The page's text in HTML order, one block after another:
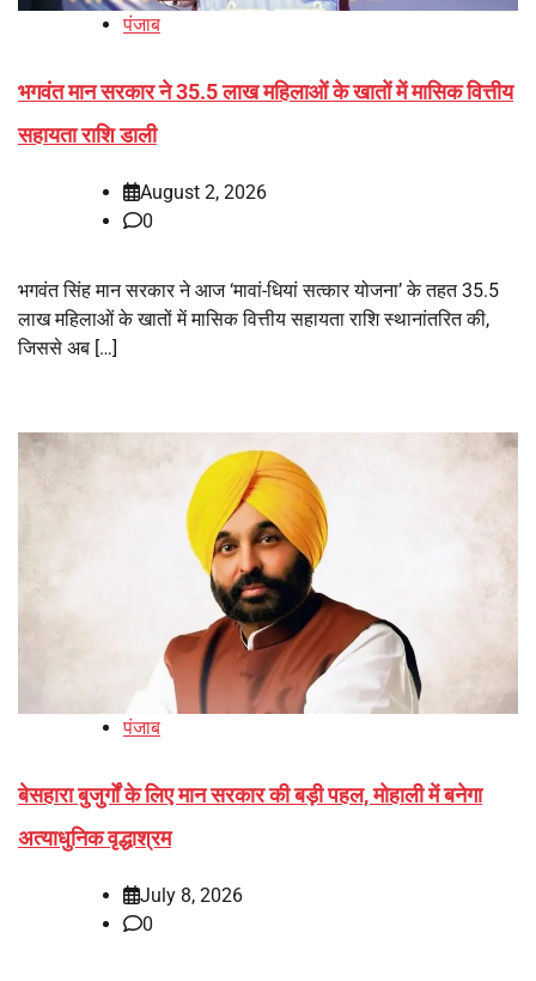
पंजाब
भगवंत मान सरकार ने 35.5 लाख महिलाओं के खातों में मासिक वित्तीय
सहायता राशि डाली
August 2, 2026
0
भगवंत सिंह मान सरकार ने आज ‘मावां-धियां सत्कार योजना’ के तहत 35.5
लाख महिलाओं के खातों में मासिक वित्तीय सहायता राशि स्थानांतरित की,
जिससे अब […]
पंजाब
बेसहारा बुजुर्गों के लिए मान सरकार की बड़ी पहल, मोहाली में बनेगा
अत्याधुनिक वृद्धाश्रम
July 8, 2026
0